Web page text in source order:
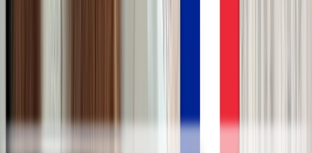
une évasion fulgurante